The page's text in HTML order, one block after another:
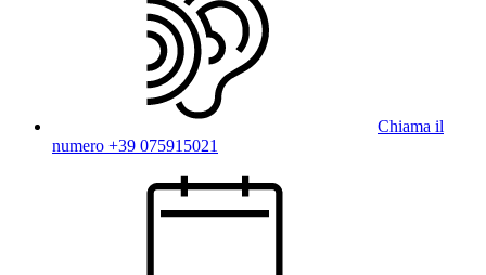
Chiama il
numero +39 075915021